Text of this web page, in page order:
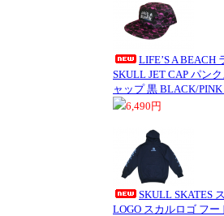
LIFE’S A BEACH
SKULL JET CAP パン
ャップ 黒 BLACK/
6,490円
SKULL SKATES
LOGO スカルロゴ フ